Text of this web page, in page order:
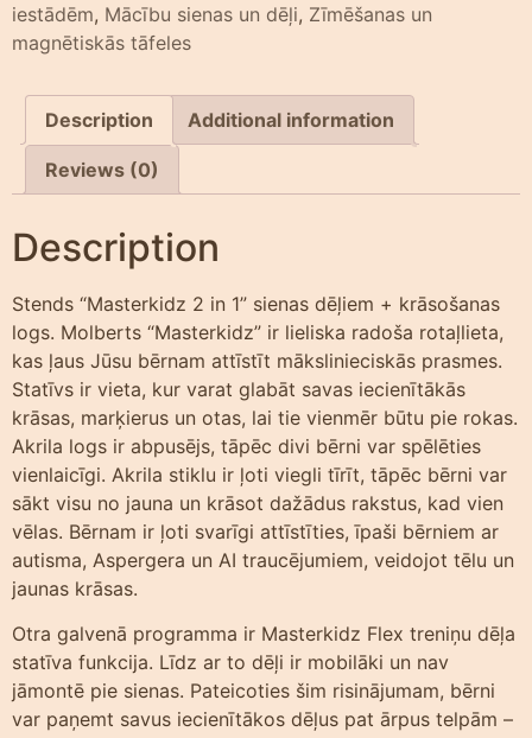
iestādēm, Mācību sienas un dēļi, Zīmēšanas un
magnētiskās tāfeles
Description Additional information
Reviews (0)
Description
Stends “Masterkidz 2 in 1” sienas dēļiem + krāsošanas
logs. Molberts “Masterkidz” ir lieliska radoša rotaļlieta,
kas ļaus Jūsu bērnam attīstīt mākslinieciskās prasmes.
Statīvs ir vieta, kur varat glabāt savas iecienītākās
krāsas, marķierus un otas, lai tie vienmēr būtu pie rokas.
Akrila logs ir abpusējs, tāpēc divi bērni var spēlēties
vienlaicīgi. Akrila stiklu ir ļoti viegli tīrīt, tāpēc bērni var
sākt visu no jauna un krāsot dažādus rakstus, kad vien
vēlas. Bērnam ir ļoti svarīgi attīstīties, īpaši bērniem ar
autisma, Aspergera un AI traucējumiem, veidojot tēlu un
jaunas krāsas.
Otra galvenā programma ir Masterkidz Flex treniņu dēļa
statīva funkcija. Līdz ar to dēļi ir mobilāki un nav
jāmontē pie sienas. Pateicoties šim risinājumam, bērni
var paņemt savus iecienītākos dēļus pat ārpus telpām –